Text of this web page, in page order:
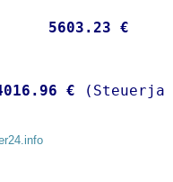
5603.23 €
€